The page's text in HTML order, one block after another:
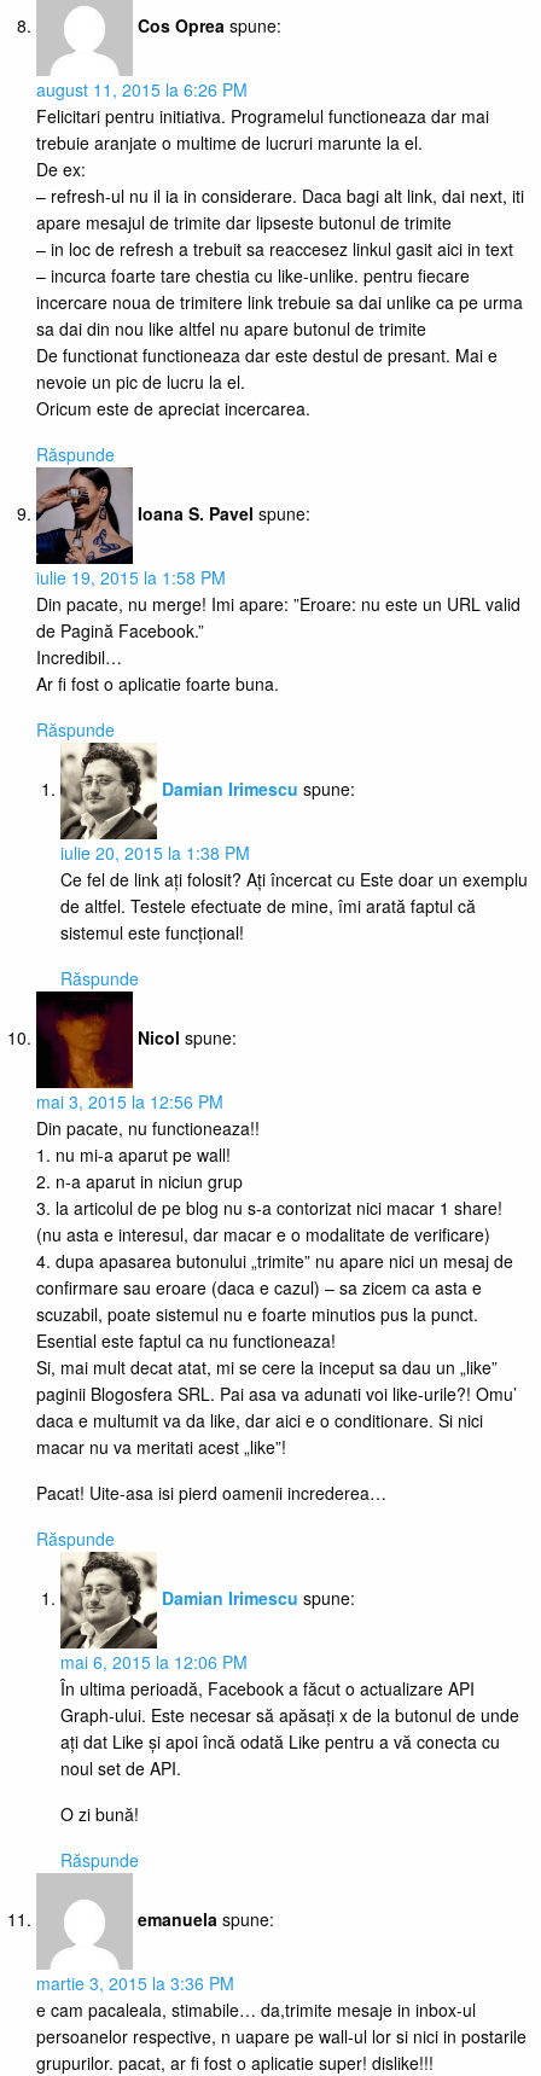
Cos Oprea spune:
august 11, 2015 la 6:26 PM
Felicitari pentru initiativa. Programelul functioneaza dar mai
trebuie aranjate o multime de lucruri marunte la el.
De ex:
– refresh-ul nu il ia in considerare. Daca bagi alt link, dai next, iti
apare mesajul de trimite dar lipseste butonul de trimite
– in loc de refresh a trebuit sa reaccesez linkul gasit aici in text
– incurca foarte tare chestia cu like-unlike. pentru fiecare
incercare noua de trimitere link trebuie sa dai unlike ca pe urma
sa dai din nou like altfel nu apare butonul de trimite
De functionat functioneaza dar este destul de presant. Mai e
nevoie un pic de lucru la el.
Oricum este de apreciat incercarea.
Răspunde
Ioana S. Pavel spune:
iulie 19, 2015 la 1:58 PM
Din pacate, nu merge! Imi apare: ”Eroare: nu este un URL valid
de Pagină Facebook.”
Incredibil…
Ar fi fost o aplicatie foarte buna.
Răspunde
Damian Irimescu spune:
iulie 20, 2015 la 1:38 PM
Ce fel de link ați folosit? Ați încercat cu Este doar un exemplu
de altfel. Testele efectuate de mine, îmi arată faptul că
sistemul este funcțional!
Răspunde
Nicol spune:
mai 3, 2015 la 12:56 PM
Din pacate, nu functioneaza!!
1. nu mi-a aparut pe wall!
2. n-a aparut in niciun grup
3. la articolul de pe blog nu s-a contorizat nici macar 1 share!
(nu asta e interesul, dar macar e o modalitate de verificare)
4. dupa apasarea butonului „trimite” nu apare nici un mesaj de
confirmare sau eroare (daca e cazul) – sa zicem ca asta e
scuzabil, poate sistemul nu e foarte minutios pus la punct.
Esential este faptul ca nu functioneaza!
Si, mai mult decat atat, mi se cere la inceput sa dau un „like”
paginii Blogosfera SRL. Pai asa va adunati voi like-urile?! Omu’
daca e multumit va da like, dar aici e o conditionare. Si nici
macar nu va meritati acest „like”!
Pacat! Uite-asa isi pierd oamenii increderea…
Răspunde
Damian Irimescu spune:
mai 6, 2015 la 12:06 PM
În ultima perioadă, Facebook a făcut o actualizare API
Graph-ului. Este necesar să apăsați x de la butonul de unde
ați dat Like și apoi încă odată Like pentru a vă conecta cu
noul set de API.
O zi bună!
Răspunde
emanuela spune:
martie 3, 2015 la 3:36 PM
e cam pacaleala, stimabile… da,trimite mesaje in inbox-ul
persoanelor respective, n uapare pe wall-ul lor si nici in postarile
grupurilor. pacat, ar fi fost o aplicatie super! dislike!!!